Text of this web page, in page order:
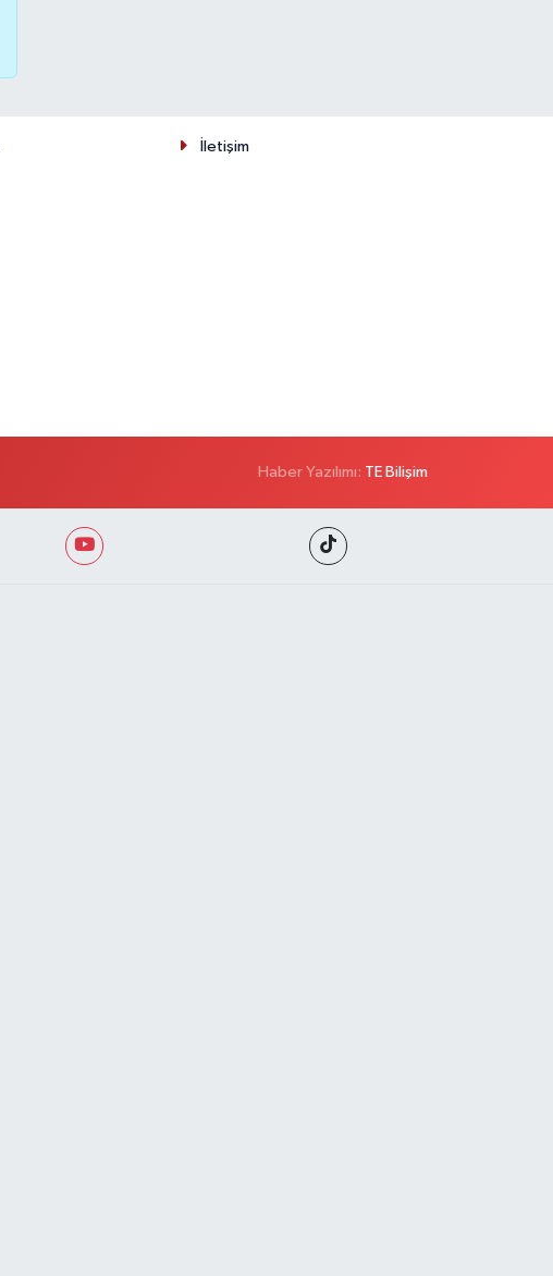
İletişim
Haber Yazılımı: TE Bilişim